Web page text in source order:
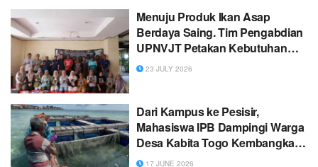
Menuju Produk Ikan Asap
Berdaya Saing. Tim Pengabdian
UPNVJT Petakan Kebutuhan
Teknologi dan Persiapan
23 JULY 2026
Dari Kampus ke Pesisir,
Mahasiswa IPB Dampingi Warga
Desa Kabita Togo Kembangkan
Budidaya Ikan Kerapu
17 JUNE 2026